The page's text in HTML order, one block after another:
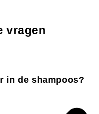
vragen
in de shampoos?